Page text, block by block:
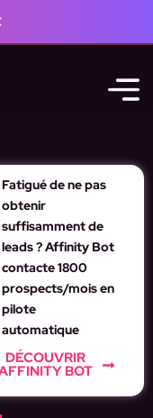
Fatigué de ne pas
obtenir
suffisamment de
leads ? Affinity Bot
contacte 1800
prospects/mois en
pilote
automatique
DÉCOUVRIR
BOT